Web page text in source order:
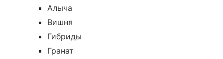
Алыча
Вишня
Гибриды
Гранат